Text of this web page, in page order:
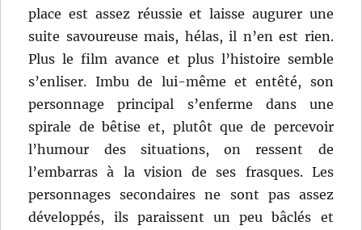
place est assez réussie et laisse augurer une
suite savoureuse mais, hélas, il n’en est rien.
Plus le film avance et plus l’histoire semble
s’enliser. Imbu de lui-même et entêté, son
personnage principal s’enferme dans une
spirale de bêtise et, plutôt que de percevoir
l’humour des situations, on ressent de
l’embarras à la vision de ses frasques. Les
personnages secondaires ne sont pas assez
développés, ils paraissent un peu bâclés et